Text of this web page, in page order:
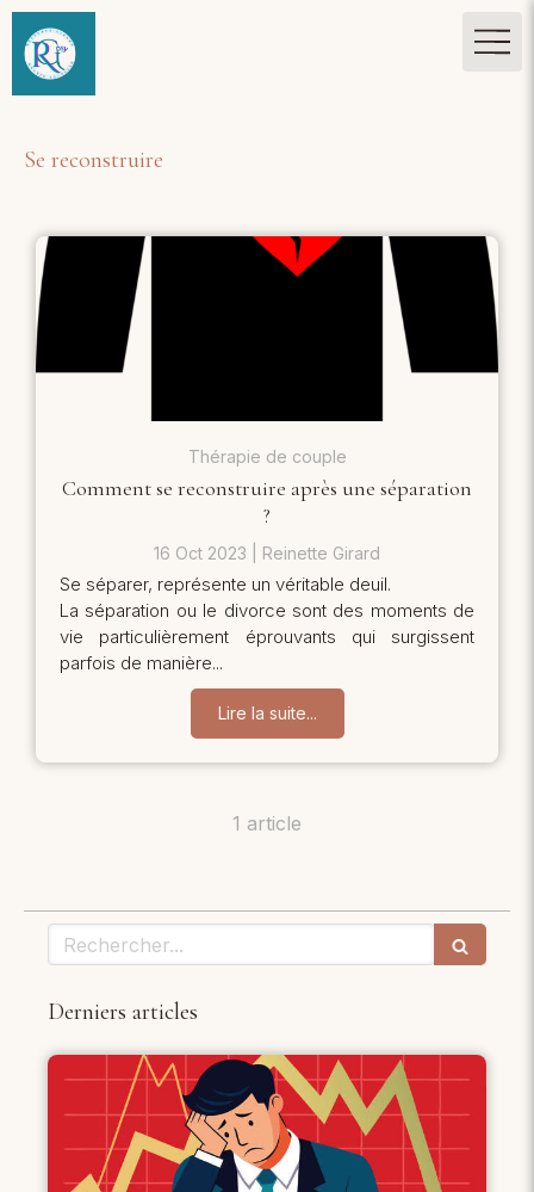
Se reconstruire
Thérapie de couple
Comment se reconstruire après une séparation
?
16 Oct 2023 Reinette Girard
Se séparer, représente un véritable deuil.
La séparation ou le divorce sont des moments de
vie particulièrement éprouvants qui surgissent
parfois de manière...
Lire la suite...
1 article
Rechercher
Derniers articles